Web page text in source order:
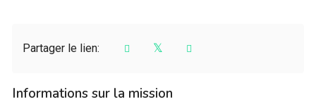
Partager le lien:
Informations sur la mission